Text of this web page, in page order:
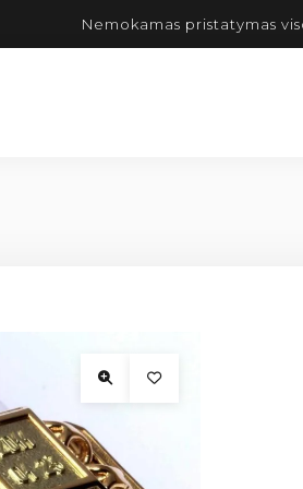
Nemokamas pristatymas